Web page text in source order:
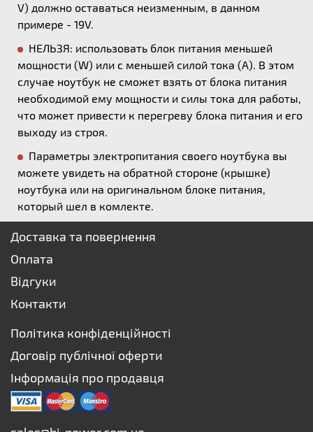
V) должно оставаться неизменным, в данном
примере - 19V.
НЕЛЬЗЯ: использовать блок питания меньшей
мощности (W) или с меньшей силой тока (А). В этом
случае ноутбук не сможет взять от блока питания
необходимой ему мощности и силы тока для работы,
что может привести к перегреву блока питания и его
выходу из строя.
Параметры электропитания своего ноутбука вы
можете увидеть на обратной стороне (крышке)
ноутбука или на оригинальном блоке питания,
который шел в комлекте.
Доставка та повернення
Оплата
Відгуки
Контакти
Політика конфіденційності
Договір публічної оферти
Інформація про продавця